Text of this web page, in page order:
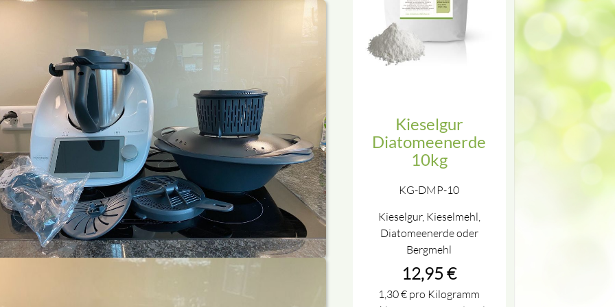
Kieselgur
Diatomeenerde
10kg
KG-DMP-10
Kieselgur, Kieselmehl,
Diatomeenerde oder
Bergmehl
12,95€
1,30€ pro Kilogramm